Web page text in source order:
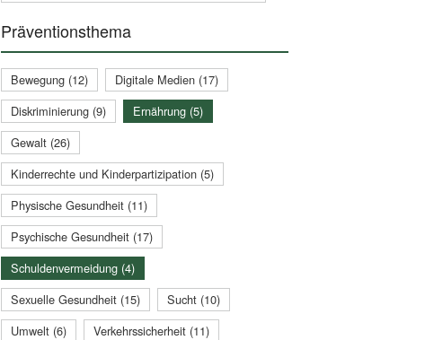
Präventionsthema
Bewegung (12)
Digitale Medien (17)
Diskriminierung (9)
Ernährung (5)
Gewalt (26)
Kinderrechte und Kinderpartizipation (5)
Physische Gesundheit (11)
Psychische Gesundheit (17)
Schuldenvermeidung (4)
Sexuelle Gesundheit (15)
Sucht (10)
Umwelt (6)
Verkehrssicherheit (11)